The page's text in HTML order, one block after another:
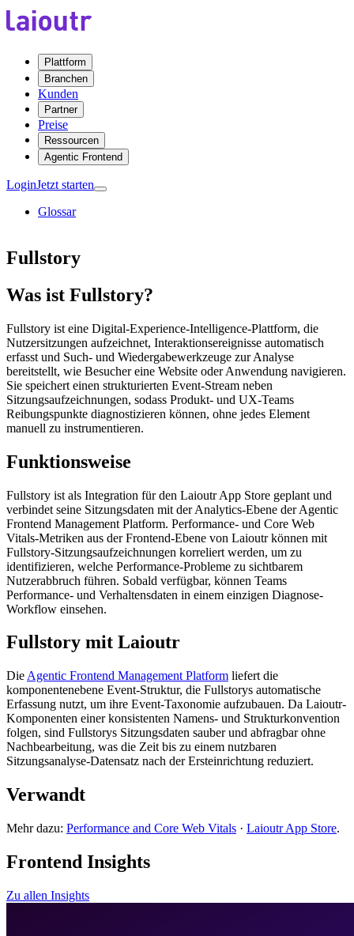
Plattform
Branchen
Kunden
Partner
Preise
Ressourcen
Agentic Frontend
LoginJetzt starten
Glossar
Fullstory
Was ist Fullstory?
Fullstory ist eine Digital-Experience-Intelligence-Plattform, die
Nutzersitzungen aufzeichnet, Interaktionsereignisse automatisch
erfasst und Such- und Wiedergabewerkzeuge zur Analyse
bereitstellt, wie Besucher eine Website oder Anwendung navigieren.
Sie speichert einen strukturierten Event-Stream neben
Sitzungsaufzeichnungen, sodass Produkt- und UX-Teams
Reibungspunkte diagnostizieren können, ohne jedes Element
manuell zu instrumentieren.
Funktionsweise
Fullstory ist als Integration für den Laioutr App Store geplant und
verbindet seine Sitzungsdaten mit der Analytics-Ebene der Agentic
Frontend Management Platform. Performance- und Core Web
Vitals-Metriken aus der Frontend-Ebene von Laioutr können mit
Fullstory-Sitzungsaufzeichnungen korreliert werden, um zu
identifizieren, welche Performance-Probleme zu sichtbarem
Nutzerabbruch führen. Sobald verfügbar, können Teams
Performance- und Verhaltensdaten in einem einzigen Diagnose-
Workflow einsehen.
Fullstory mit Laioutr
Die Agentic Frontend Management Platform liefert die
komponentenebene Event-Struktur, die Fullstorys automatische
Erfassung nutzt, um ihre Event-Taxonomie aufzubauen. Da Laioutr-
Komponenten einer konsistenten Namens- und Strukturkonvention
folgen, sind Fullstorys Sitzungsdaten sauber und abfragbar ohne
Nachbearbeitung, was die Zeit bis zu einem nutzbaren
Sitzungsanalyse-Datensatz nach der Ersteinrichtung reduziert.
Verwandt
Mehr dazu: Performance and Core Web Vitals · Laioutr App Store.
Frontend Insights
Zu allen Insights